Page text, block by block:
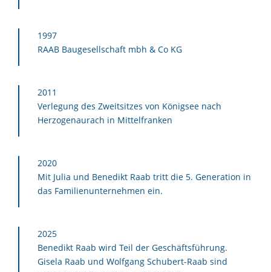
1997
RAAB Baugesellschaft mbh & Co KG
2011
Verlegung des Zweitsitzes von Königsee nach
Herzogenaurach in Mittelfranken
2020
Mit Julia und Benedikt Raab tritt die 5. Generation in
das Familienunternehmen ein.
2025
Benedikt Raab wird Teil der Geschäftsführung.
Gisela Raab und Wolfgang Schubert-Raab sind